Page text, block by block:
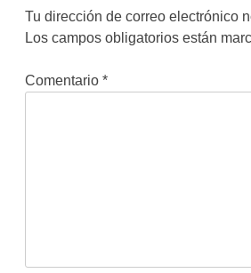
Tu dirección de correo electrónico
Los campos obligatorios están
Comentario *